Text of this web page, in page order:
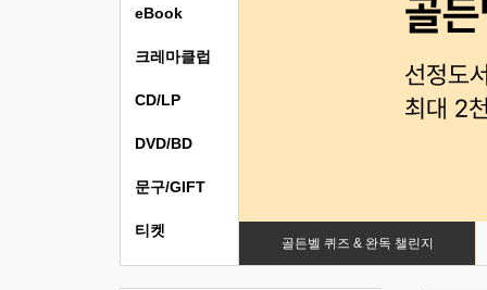
골든벨 퀴즈 & 완독 챌린지
eBook
크레마클럽
CD/LP
DVD/BD
문구/GIFT
티켓